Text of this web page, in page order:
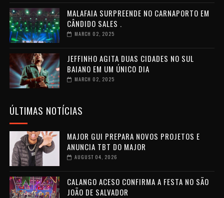
MALAFAIA SURPREENDE NO CARNAPORTO EM
CÂNDIDO SALES .
MARCH 02, 2025
JEFFINHO AGITA DUAS CIDADES NO SUL
BAIANO EM UM ÚNICO DIA
MARCH 02, 2025
ÚLTIMAS NOTÍCIAS
MAJOR GUI PREPARA NOVOS PROJETOS E
ANUNCIA TBT DO MAJOR
AUGUST 04, 2026
CALANGO ACESO CONFIRMA A FESTA NO SÃO
JOÃO DE SALVADOR